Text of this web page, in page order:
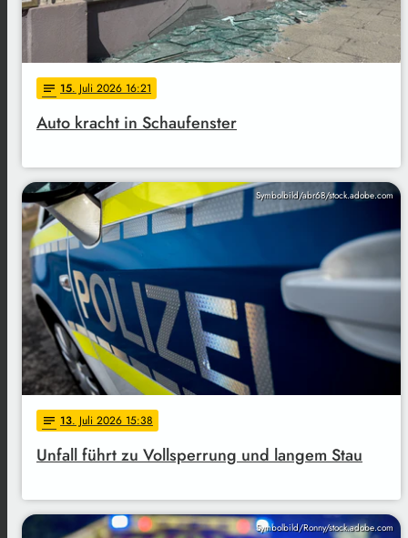
notes 15. Juli 2026 16:21
Auto kracht in Schaufenster
Symbolbild/abr68/stock.adobe.com
notes 13. Juli 2026 15:38
Unfall führt zu Vollsperrung und langem Stau
Symbolbild/Ronny/stock.adobe.com